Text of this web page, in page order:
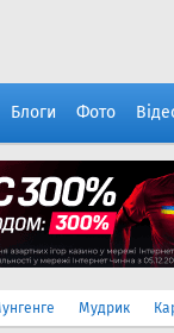
Блоги Фото
Мудрик